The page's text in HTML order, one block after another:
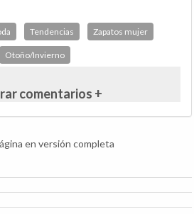
Tendencias Zapatos mujer
Otoño/Invierno
comentarios +
en versión completa